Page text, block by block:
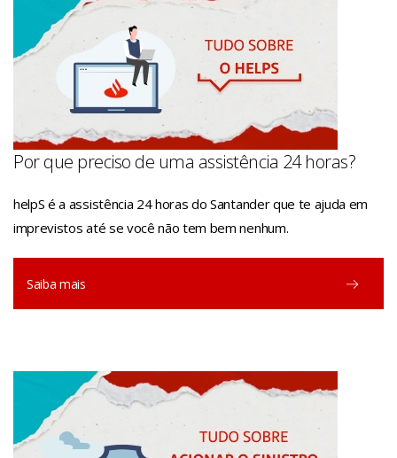
Manual helpS Casa
Manual helpS Pet+
Por que preciso de uma assistência 24 horas?
helpS é a assistência 24 horas do Santander que te ajuda em
imprevistos até se você não tem bem nenhum.
Saiba mais